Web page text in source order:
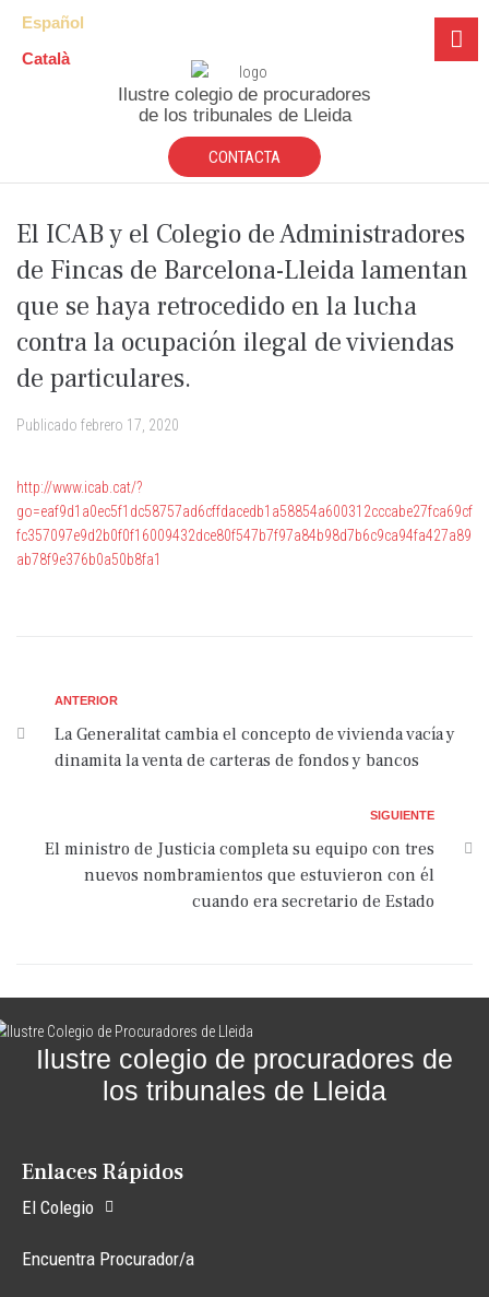
Español
Català
Ilustre colegio de procuradores
de los tribunales de Lleida
CONTACTA
El ICAB y el Colegio de Administradores
de Fincas de Barcelona-Lleida lamentan
que se haya retrocedido en la lucha
contra la ocupación ilegal de viviendas
de particulares.
Publicado febrero 17, 2020
http://www.icab.cat/?
go=eaf9d1a0ec5f1dc58757ad6cffdacedb1a58854a600312cccabe27fca69cf
fc357097e9d2b0f0f16009432dce80f547b7f97a84b98d7b6c9ca94fa427a89
ab78f9e376b0a50b8fa1
ANTERIOR
La Generalitat cambia el concepto de vivienda vacía y
dinamita la venta de carteras de fondos y bancos
SIGUIENTE
El ministro de Justicia completa su equipo con tres
nuevos nombramientos que estuvieron con él
cuando era secretario de Estado
Ilustre colegio de procuradores de
los tribunales de Lleida
Enlaces Rápidos
El Colegio
Encuentra Procurador/a